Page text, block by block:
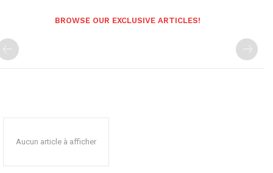
BROWSE OUR EXCLUSIVE ARTICLES!
Aucun article à afficher